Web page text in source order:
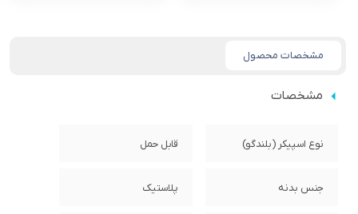
مشخصات محصول
مشخصات
نوع اسپیکر (بلندگو) قابل حمل
جنس بدنه پلاستیک